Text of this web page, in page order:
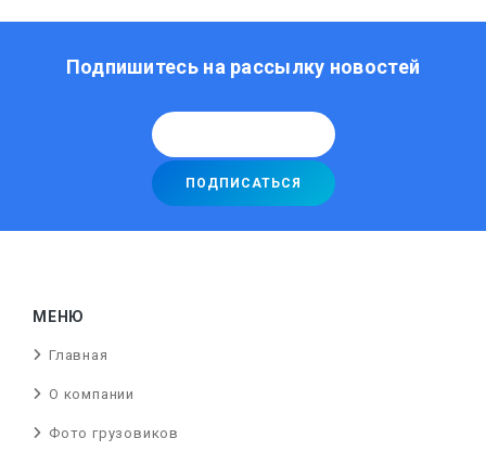
Подпишитесь на рассылку новостей
МЕНЮ
Главная
О компании
Фото грузовиков